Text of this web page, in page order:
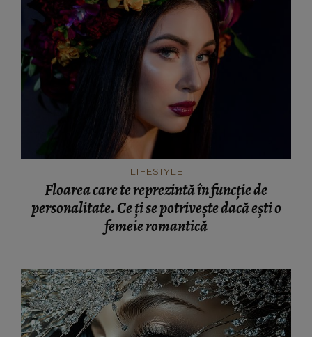
LIFESTYLE
Floarea care te reprezintă în funcție de
personalitate. Ce ți se potrivește dacă ești o
femeie romantică